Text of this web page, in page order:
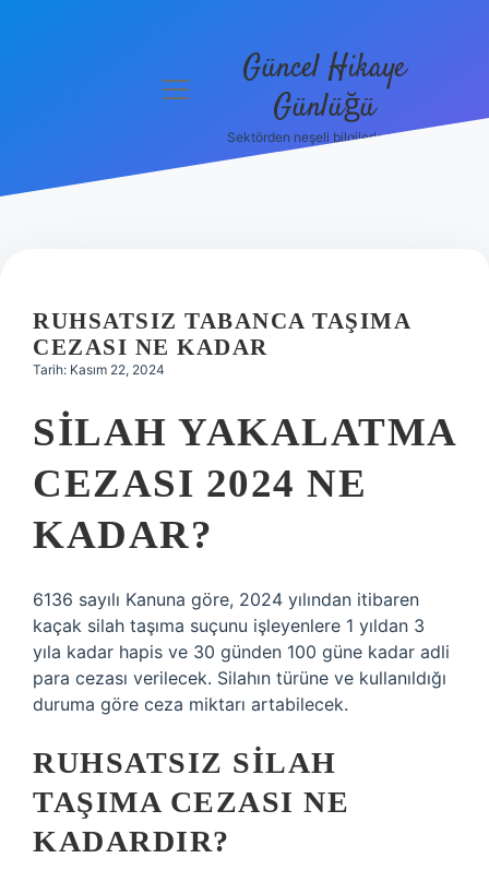
Hakkımızda
menüyü
Güncel Hikaye
Günlüğü
Sektörden neşeli bilgilerle tanış!
RUHSATSIZ TABANCA TAŞIMA
CEZASI NE KADAR
Tarih: Kasım 22, 2024
SILAH YAKALATMA
CEZASI 2024 NE
KADAR?
6136 sayılı Kanuna göre, 2024 yılından itibaren
kaçak silah taşıma suçunu işleyenlere 1 yıldan 3
yıla kadar hapis ve 30 günden 100 güne kadar adli
para cezası verilecek. Silahın türüne ve kullanıldığı
duruma göre ceza miktarı artabilecek.
RUHSATSIZ SILAH
TAŞIMA CEZASI NE
KADARDIR?